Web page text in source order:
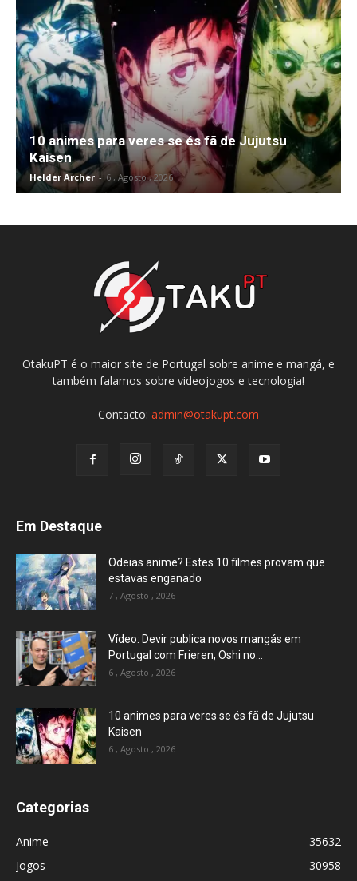
10 animes para veres se és fã de Jujutsu
Kaisen
Helder Archer - 6 , Agosto , 2026
OtakuPT é o maior site de Portugal sobre anime e mangá, e
também falamos sobre videojogos e tecnologia!
Contacto: admin@otakupt.com
Em Destaque
Odeias anime? Estes 10 filmes provam que
estavas enganado
7 , Agosto , 2026
Vídeo: Devir publica novos mangás em
Portugal com Frieren, Oshi no...
6 , Agosto , 2026
10 animes para veres se és fã de Jujutsu
Kaisen
6 , Agosto , 2026
Categorias
Anime
35632
Jogos
30958